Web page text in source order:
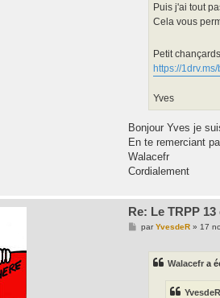
Puis j'ai tout
Cela vous
Petit
https://
Yves
Bonjour Yves je
En te remerciant
Walacefr
Cordialement
Re: Le TRPP 13
MparYvesdeR» 17
Walacefr a
YvesdeR